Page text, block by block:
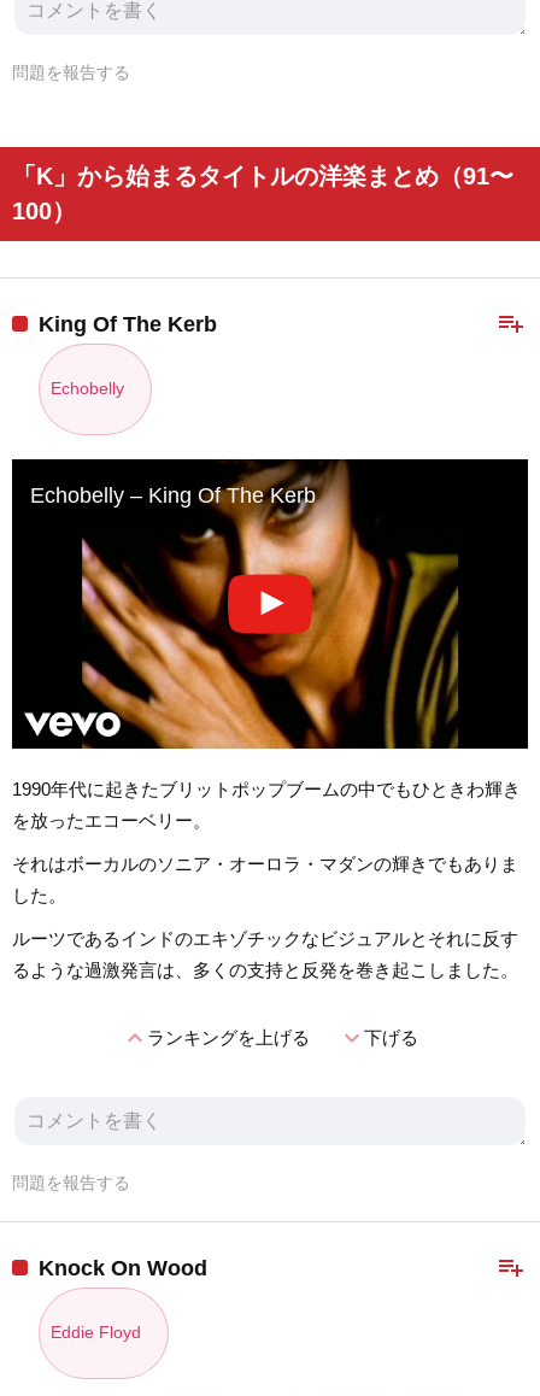
問題を報告する
「K」から始まるタイトルの洋楽まとめ（91〜
100）
playlist_add
King Of The Kerb
Echobelly
Echobelly – King Of The Kerb
1990年代に起きたブリットポップブームの中でもひときわ輝き
を放ったエコーベリー。
それはボーカルのソニア・オーロラ・マダンの輝きでもありま
した。
ルーツであるインドのエキゾチックなビジュアルとそれに反す
るような過激発言は、多くの支持と反発を巻き起こしました。
expand_lessランキングを上げる expand_more下げる
問題を報告する
playlist_add
Knock On Wood
Eddie Floyd